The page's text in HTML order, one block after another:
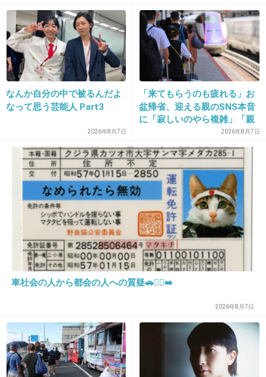
応援できたんだろうけど…
アラサーの私から見ると、洸のグズグズのダメ
ヒーローっぷりが…苦手。。
冬馬は可愛いですw
+92 -7
30. 匿名2014/07/06(日) 14:15:24
今日恋派です
+4
2014/07/06(日) 14:21:53
田中先生が好きです
32. 匿名 2014/07/06(日) 14:22:42
なんか自分の中で被るんだよ
なって思う芸能人 Part3
2026年8月7日
「来てもらうのも疲れる」お
盆帰省、迎える親のSNS本音
に「寂しいのやら複雑」「親
孝行だと思っていたのに」
2026年8月7日
車社会の人から都会の人への質疑🚗🏃‍♀️‍➡️
2026年8月7日